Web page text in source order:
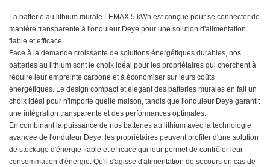
La batterie au lithium murale LEMAX 5 kWh est conçue pour se connecter de
manière transparente à l'onduleur Deye pour une solution d'alimentation
fiable et efficace.
Face à la demande croissante de solutions énergétiques durables, nos
batteries au lithium sont le choix idéal pour les propriétaires qui cherchent à
réduire leur empreinte carbone et à économiser sur leurs coûts
énergétiques. Le design compact et élégant des batteries murales en fait un
choix idéal pour n'importe quelle maison, tandis que l'onduleur Deye garantit
une intégration transparente et des performances optimales.
En combinant la puissance de nos batteries au lithium avec la technologie
avancée de l'onduleur Deye, les propriétaires peuvent profiter d'une solution
de stockage d'énergie fiable et efficace qui leur permet de contrôler leur
consommation d'énergie. Qu'il s'agisse d'alimentation de secours en cas de